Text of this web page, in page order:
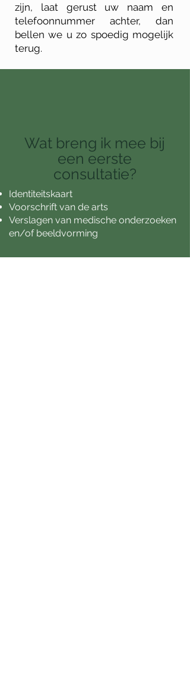
zijn, laat gerust uw naam en
telefoonnummer achter, dan
bellen we u zo spoedig mogelijk
terug.
Wat breng ik mee bij
een eerste
consultatie?
Identiteitskaart
Voorschrift van de arts
Verslagen van medische onderzoeken
en/of beeldvorming